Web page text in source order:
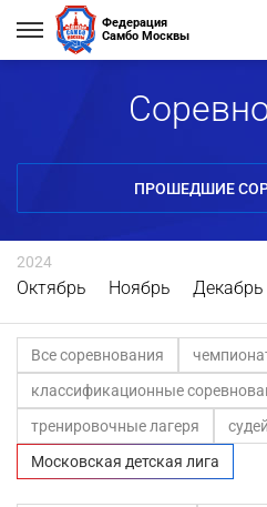
Федерация
Самбо Москвы
ПРОШЕДШИЕ
2024
Октябрь Ноябрь Декабрь
Все соревнования
классификационные
тренировочные лагеря
Московская детская лига